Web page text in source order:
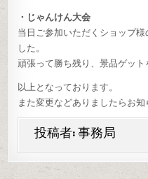
・じゃんけん大会
当日ご参加いただくショップ
した。
頑張って勝ち残り、景品ゲット
以上となっております。
また変更などありましたらお知
投稿者:事務局